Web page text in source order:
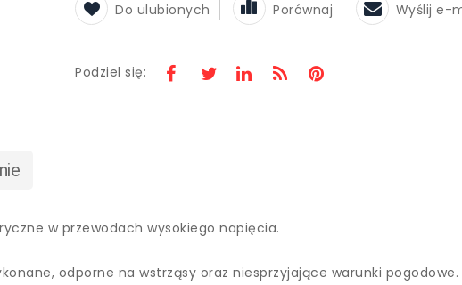
Do ulubionych Porównaj Wyślij e-
Podziel się:
w przewodach wysokiego napięcia.
odporne na wstrząsy oraz niesprzyjające warunki pogodowe.